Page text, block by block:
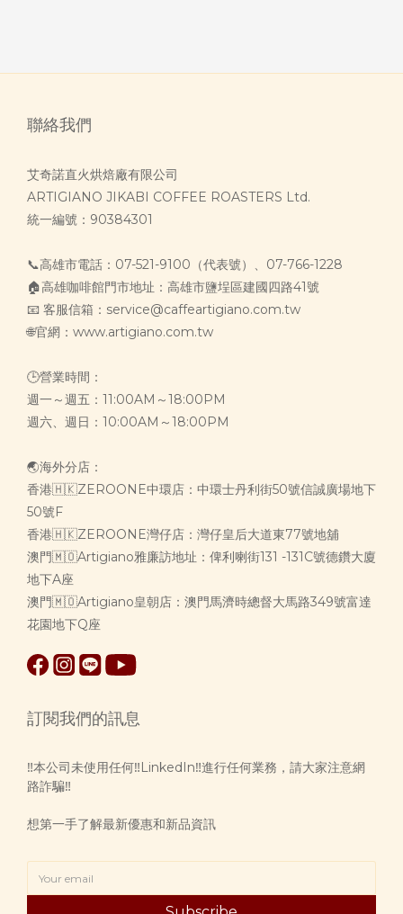
聯絡我們
艾奇諾直火烘焙廠有限公司
ARTIGIANO JIKABI COFFEE ROASTERS Ltd.
統一編號：90384301
📞高雄市電話：07-521-9100（代表號）、07-766-1228
🏠高雄咖啡館門市地址：高雄市鹽埕區建國四路41號
📧 客服信箱：service@caffeartigiano.com.tw
🌐官網：www.artigiano.com.tw
🕒營業時間：
週一～週五：11:00AM～18:00PM
週六、週日：10:00AM～18:00PM
🌏海外分店：
香港🇭🇰ZEROONE中環店：中環士丹利街50號信誠廣場地下
50號F
香港🇭🇰ZEROONE灣仔店：灣仔皇后大道東77號地舖
澳門🇲🇴Artigiano雅廉訪地址：俾利喇街131 -131C號德鑽大廈
地下A座
澳門🇲🇴Artigiano皇朝店：澳門馬濟時總督大馬路349號富達
花園地下Q座
訂閱我們的訊息
‼️本公司未使用任何‼️LinkedIn‼️進行任何業務，請大家注意網
路詐騙‼️
想第一手了解最新優惠和新品資訊